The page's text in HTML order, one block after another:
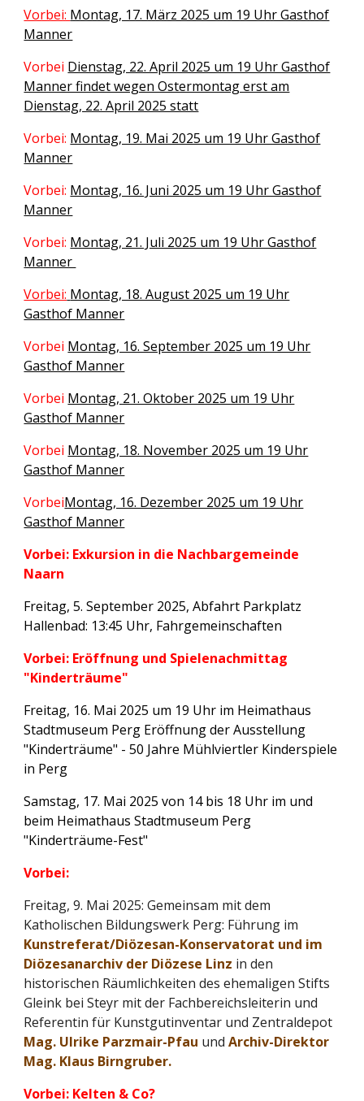
Vorbei: Montag, 17. März 2025 um 19 Uhr Gasthof
Manner
Vorbei Dienstag, 22. April 2025 um 19 Uhr Gasthof
Manner findet wegen Ostermontag erst am
Dienstag, 22. April 2025 statt
Vorbei: Montag, 19. Mai 2025 um 19 Uhr Gasthof
Manner
Vorbei: Montag, 16. Juni 2025 um 19 Uhr Gasthof
Manner
Vorbei: Montag, 21. Juli 2025 um 19 Uhr Gasthof
Manner
Vorbei: Montag, 18. August 2025 um 19 Uhr
Gasthof Manner
Vorbei Montag, 16. September 2025 um 19 Uhr
Gasthof Manner
Vorbei Montag, 21. Oktober 2025 um 19 Uhr
Gasthof Manner
Vorbei Montag, 18. November 2025 um 19 Uhr
Gasthof Manner
VorbeiMontag, 16. Dezember 2025 um 19 Uhr
Gasthof Manner
Vorbei: Exkursion in die Nachbargemeinde
Naarn
Freitag, 5. September 2025, Abfahrt Parkplatz
Hallenbad: 13:45 Uhr, Fahrgemeinschaften
Vorbei: Eröffnung und Spielenachmittag
"Kinderträume"
Freitag, 16. Mai 2025 um 19 Uhr im Heimathaus
Stadtmuseum Perg Eröffnung der Ausstellung
"Kinderträume" - 50 Jahre Mühlviertler Kinderspiele
in Perg
Samstag, 17. Mai 2025 von 14 bis 18 Uhr im und
beim Heimathaus Stadtmuseum Perg
"Kinderträume-Fest"
Vorbei:
Freitag, 9. Mai 2025:Gemeinsam mit dem
Katholischen Bildungswerk Perg: Führung im
Kunstreferat/Diözesan-Konservatorat und im
Diözesanarchiv der Diözese Linz in den
historischen Räumlichkeiten des ehemaligen Stifts
Gleink bei Steyr mit der Fachbereichsleiterin und
Referentin für Kunstgutinventar und Zentraldepot
Mag. Ulrike Parzmair-Pfau undArchiv-Direktor
Mag. Klaus Birngruber.
Vorbei: Kelten & Co?